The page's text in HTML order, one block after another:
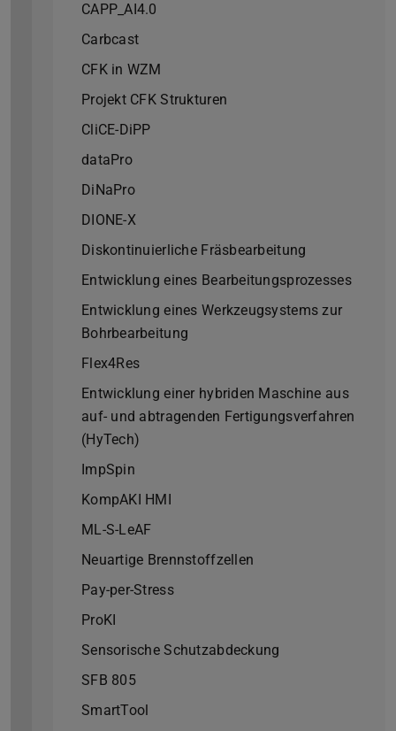
CAPP_AI4.0
Carbcast
CFK in WZM
Projekt CFK Strukturen
CliCE-DiPP
dataPro
DiNaPro
DIONE-X
Diskontinuierliche Fräsbearbeitung
Entwicklung eines Bearbeitungsprozesses
Entwicklung eines Werkzeugsystems zur
Bohrbearbeitung
Flex4Res
Entwicklung einer hybriden Maschine aus
auf- und abtragenden Fertigungsverfahren
(HyTech)
ImpSpin
KompAKI HMI
ML-S-LeAF
Neuartige Brennstoffzellen
Pay-per-Stress
ProKI
Sensorische Schutzabdeckung
SFB 805
SmartTool